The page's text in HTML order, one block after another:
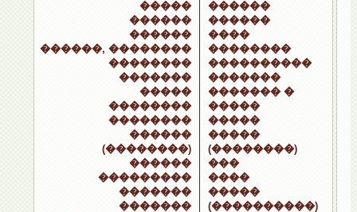
�����
������
������
������, ��������
��������
�������
�����
��������
��������
������
(��������)
������
���������
�������
�������
������
������
����
��������
����������
�������
������� �
�����
�����
�����
(��������)
���
����
�����
(����������)